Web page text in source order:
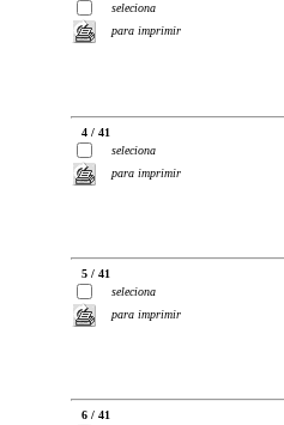
seleciona
para imprimir
4 / 41
seleciona
para imprimir
5 / 41
seleciona
para imprimir
6 / 41